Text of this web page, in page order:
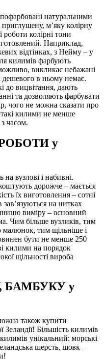
натуральними
м’яку колірну
колірні тони
Наприклад,
відтінках, з Нейму – у
килимів фарбують
викликає небажані
дешевого в ньому немає.
до вицвітання, дають
та дозволяють фарбувати
чого не можна сказати про
килими не менше
часом.
у
вузлові і набивні.
дорожче – мається
їх виготовлення – сотні
зав’язуються на нитках
виміру – основний
Чим більше вузликів, тим
малюнок, тим щільніше і
бути не менше 250
килими на порядок
щільності вироба
БАМБУКУ у
також купити
Більшість килимів
унікальний: морські
шерсть, шовк –